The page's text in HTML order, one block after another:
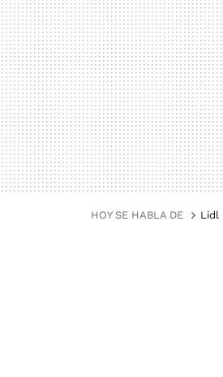
HOY SE HABLA DE Lidl